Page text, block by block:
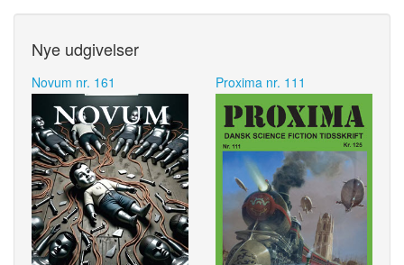
Nye udgivelser
Novum nr. 161 Proxima nr. 111